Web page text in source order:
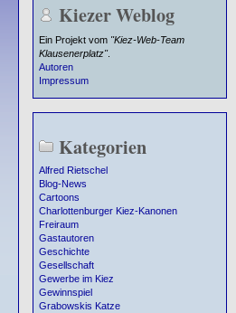
Kiezer Weblog
Ein Projekt vom "Kiez-Web-Team
Klausenerplatz".
Autoren
Impressum
Kategorien
Alfred Rietschel
Blog-News
Cartoons
Charlottenburger Kiez-Kanonen
Freiraum
Gastautoren
Geschichte
Gesellschaft
Gewerbe im Kiez
Gewinnspiel
Grabowskis Katze